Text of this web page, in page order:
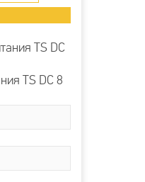
TS DC 8